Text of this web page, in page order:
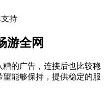
游全网
的广告，连接后也比较稳
能够保持，提供稳定的服